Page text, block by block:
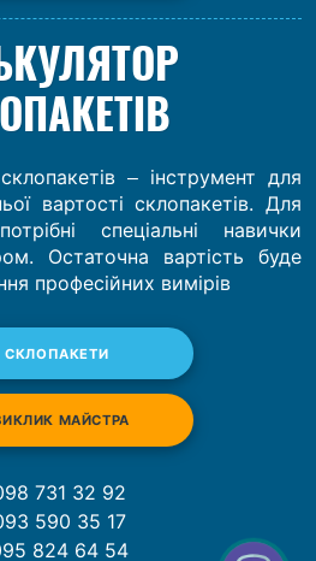
– інструмент для
вартості склопакетів. Для
спеціальні навички
Остаточна вартість буде
професійних вимірів
СКЛОПАКЕТИ
МАЙСТРА
731 32 92
590 35 17
824 64 54